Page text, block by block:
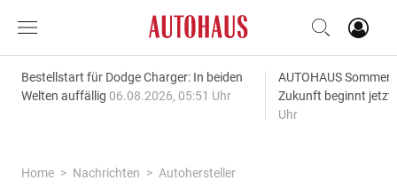
Bestellstart für Dodge Charger: In beiden
Welten auffällig 06.08.2026, 05:51 Uhr
AUTOHAUS
Zukunft beginnt jetzt
Uhr
Home Nachrichten
Autohersteller